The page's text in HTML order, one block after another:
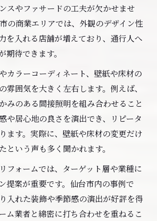
めるリフォーム選びのコツ
叶えるリフォーム提案を引き出す質
ム打ち合わせで意識すべき伝え方
への影響を最小限にするリフォー
ム後のアフターケアサービス活用
実績から信頼できるリフォームを
スやファサードの工夫が欠かせませ
の商業エリアでは、外観のデザイン性
を入れる店舗が増えており、通行人へ
期待できます。
カラーコーディネート、壁紙や床材の
雰囲気を大きく左右します。例えば、
みのある間接照明を組み合わせること
や居心地の良さを演出でき、リピータ
ます。実際に、壁紙や床材の変更だけ
という声も多く聞かれます。
フォームでは、ターゲット層や業種に
提案が重要です。仙台市内の事例で
入れた装飾や季節感の演出が好評を得
ム業者と綿密に打ち合わせを重ねるこ